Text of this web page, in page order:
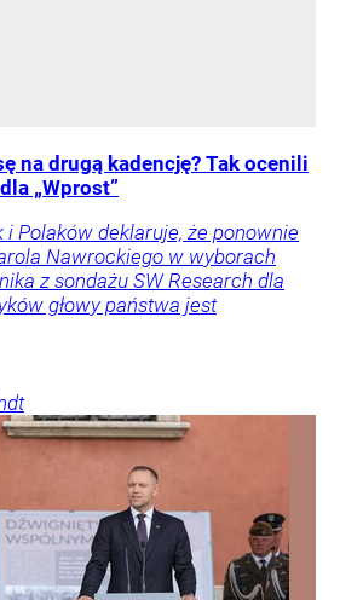
na drugą kadencję? Tak ocenili
„Wprost”
i Polaków deklaruje, że ponownie
Nawrockiego w wyborach
z sondażu SW Research dla
głowy państwa jest